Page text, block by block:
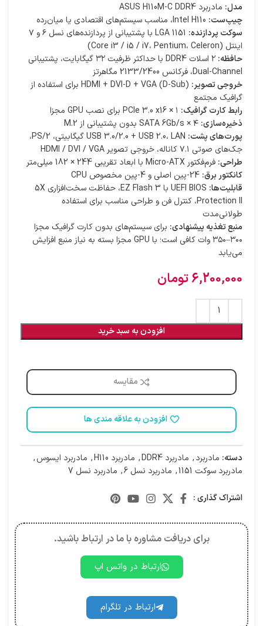
مدل: مادربرد ASUS H110M-C DDR4
چیپ‌ست:
سوکت پردازنده:
LGA 1151 با پشتیبانی از پردازنده‌های نسل ۶ و ۷
اینتل (Core i3 / i5 / i7، Pentium، Celeron)
حافظه:
۲ اسلات DDR4 با حداکثر ظرفیت ۳۲ گیگابایت، پشتیبانی
Dual-Channel، فرکانس 2133/2400 مگاهرتز
خروجی تصویر:
HDMI + DVI-D + VGA (D-Sub) برای استفاده از
گرافیک مجتمع
رابط کارت گرافیک:
ذخیره‌سازی:
پورت‌های پشت:
USB 3.0/2.0 + USB 2.0، LAN گیگابیتی، PS/2،
جک‌های صوتی ۷.۱ کاناله، خروجی تصویر HDMI / DVI / VGA
طراحی: فرم‌فکتور Micro-ATX با ابعاد تقریبی 244 × 182 میلی‌متر
کانکتور برق:
قابلیت‌ها:
UEFI BIOS با EZ Flash 3، حفاظت سخت‌افزاری 5X
Protection II، کنترل فن و طراحی مناسب برای استفاده
طولانی‌مدت
منبع تغذیه پیشنهادی: برای سیستم‌های بدون کارت گرافیک مجزا
۳۰۰–۳۵۰ وات کافی است؛ با GPU مجزا بسته به نیاز منبع افزایش
می‌یابد
6,200,000تومان
افزودن به سبد خرید
مقایسه
افزودن به علاقه مندی ها
دسته: مادربرد, مادربرد DDR4 , مادربرد H110 , مادربرد ایسوس,
مادربرد سوکت 1151
, مادربرد نسل 6 , مادربرد نسل 7
اشتراک گذاری :
برای دریافت مشاوره با ما در ارتباط باشید.
ارتباط در واتس اپ
ارتباط در تلگرام